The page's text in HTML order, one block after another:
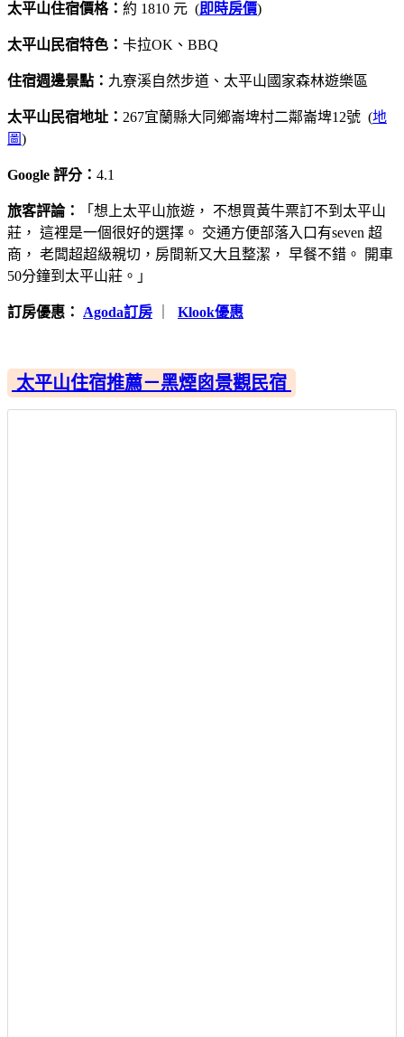
太平山住宿價格： 約 1810 元 (即時房價)
太平山民宿特色： 卡拉OK、BBQ
住宿週邊景點： 九寮溪自然步道、太平山國家森林遊樂區
太平山民宿地址： 267宜蘭縣大同鄉崙埤村二鄰崙埤12號 (地
圖)
Google 評分： 4.1
旅客評論：
「想上太平山旅遊， 不想買黃牛票訂不到太平山
莊， 這裡是一個很好的選擇。 交通方便部落入口有seven 超
商， 老闆超超級親切，房間新又大且整潔， 早餐不錯。 開車
50分鐘到太平山莊。」
訂房優惠： Agoda訂房 Klook優惠
太平山住宿推薦－黑煙囪景觀民宿